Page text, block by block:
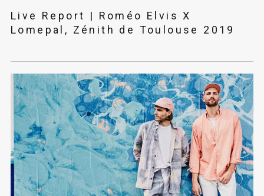
Live Report | Roméo Elvis X
Lomepal, Zénith de Toulouse 2019